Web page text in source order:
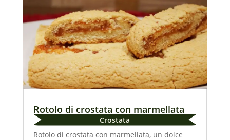
Rotolo di crostata con marmellata
Crostata
Rotolo di crostata con marmellata, un dolce